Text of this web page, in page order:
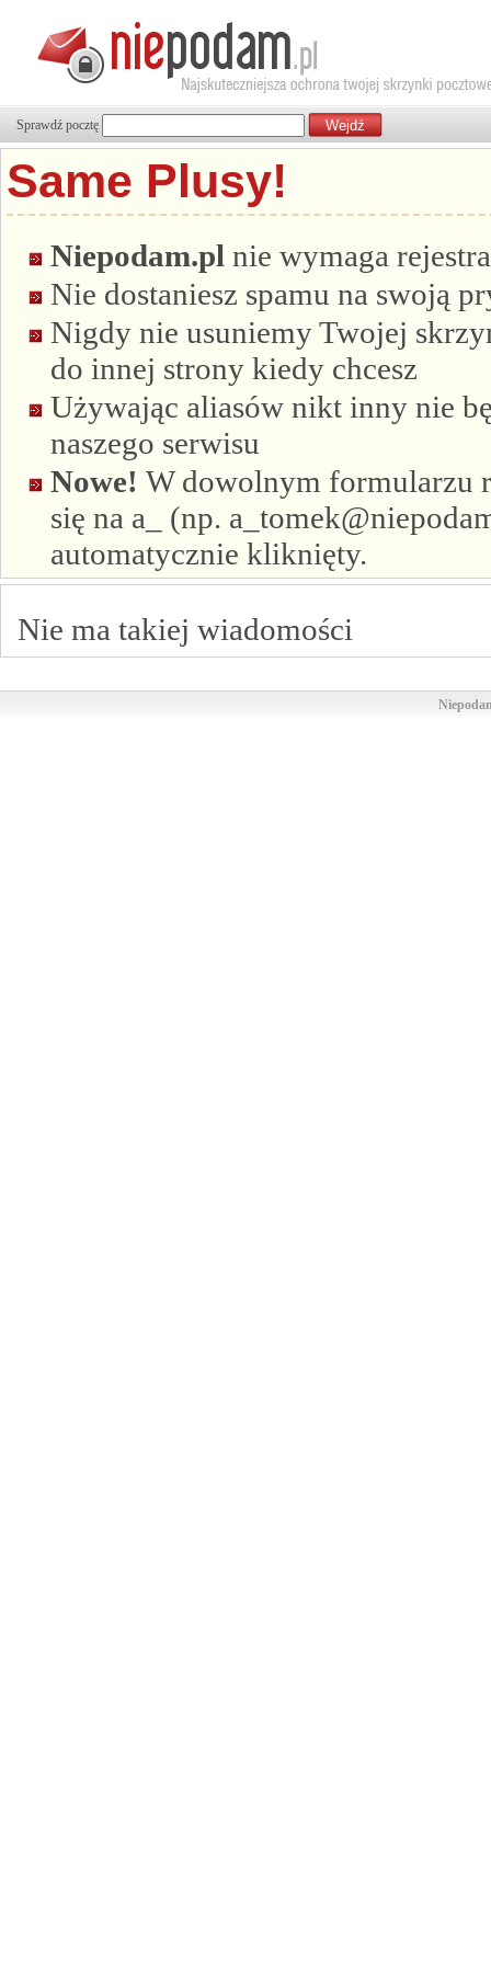
Sprawdź pocztę
Same Plusy!
Niepodam.pl nie wymaga
Nie dostaniesz spamu na swoją
Nigdy nie usuniemy Twojej
do innej strony kiedy chcesz
Używając aliasów nikt inny nie
naszego serwisu
Nowe! W dowolnym formularzu
się na a_ (np.
automatycznie kliknięty.
Nie ma takiej wiadomości